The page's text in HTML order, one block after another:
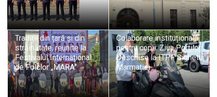
Tradiții din țară și din
străinătate, reunite la
Festivalul Internațional
de Folclor „MARA”
Colaborare instituțională
pentru copii: Ziua Porților
Deschise la ITPF Sighetu
Marmației